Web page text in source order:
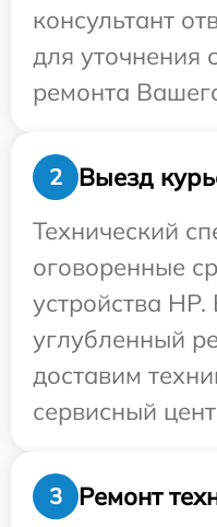
консультант
для уточнения
ремонта
2
Выезд
Технический
оговоренные
устройства
углубленный
доставим
сервисный
3 Ремонт